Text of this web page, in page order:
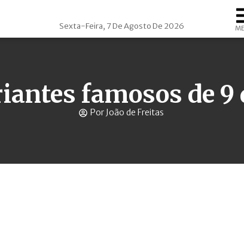
Sexta-Feira, 7 De Agosto De 2026
famosos de 9
Por João de Freitas